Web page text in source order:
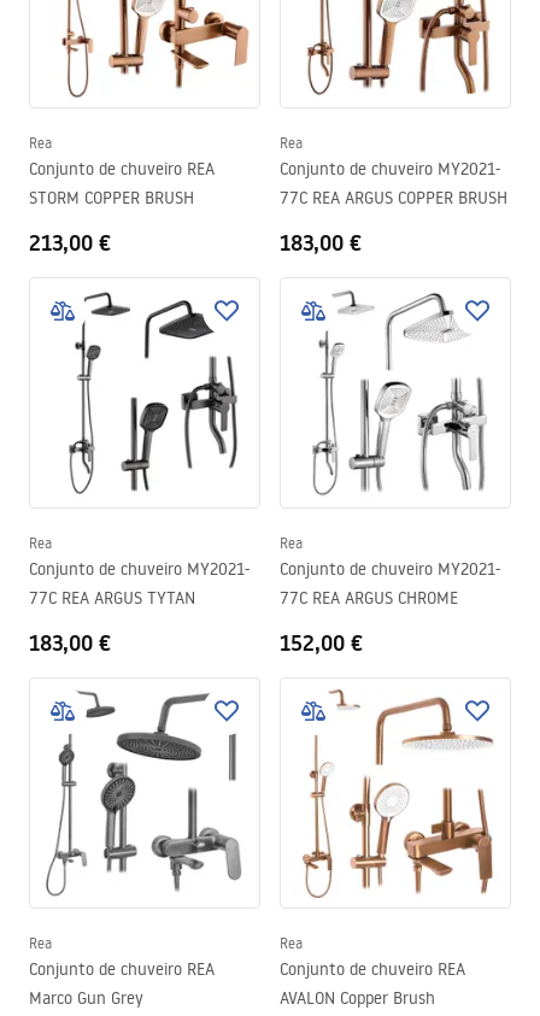
Rea
Conjunto de chuveiro REA
STORM COPPER BRUSH
213,00 €
Rea
Conjunto de chuveiro MY2021-
77C REA ARGUS COPPER BRUSH
183,00 €
Rea
Conjunto de chuveiro MY2021-
77C REA ARGUS TYTAN
183,00 €
Rea
Conjunto de chuveiro MY2021-
77C REA ARGUS CHROME
152,00 €
Rea
Conjunto de chuveiro REA
Marco Gun Grey
Rea
Conjunto de chuveiro REA
AVALON Copper Brush